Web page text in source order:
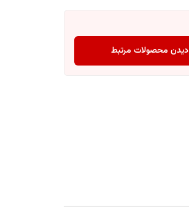
دیدن محصولات مرتبط